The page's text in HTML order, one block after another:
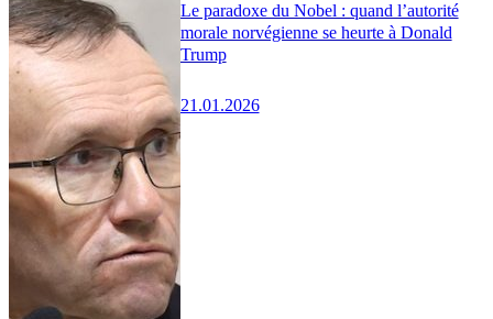
Le paradoxe du Nobel : quand l’autorité
morale norvégienne se heurte à Donald
Trump
21.01.2026